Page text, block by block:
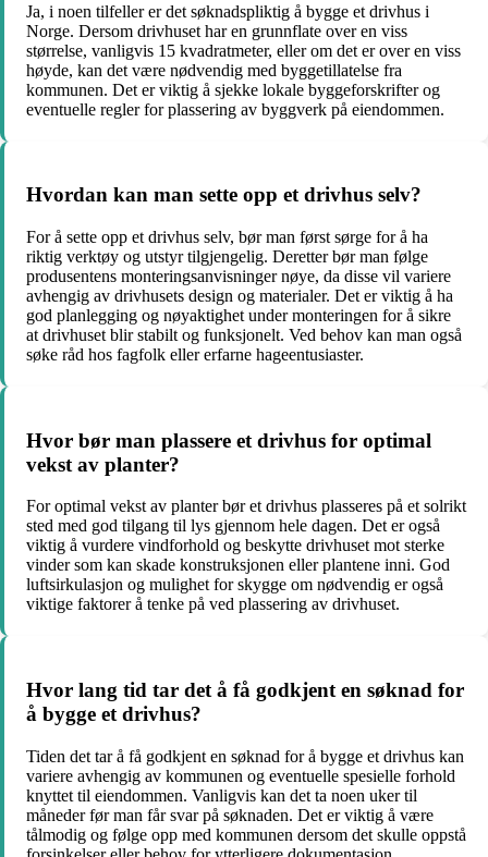
Ja, i noen tilfeller er det søknadspliktig å bygge et drivhus i
Norge. Dersom drivhuset har en grunnflate over en viss
størrelse, vanligvis 15 kvadratmeter, eller om det er over en viss
høyde, kan det være nødvendig med byggetillatelse fra
kommunen. Det er viktig å sjekke lokale byggeforskrifter og
eventuelle regler for plassering av byggverk på eiendommen.
Hvordan kan man sette opp et drivhus selv?
For å sette opp et drivhus selv, bør man først sørge for å ha
riktig verktøy og utstyr tilgjengelig. Deretter bør man følge
produsentens monteringsanvisninger nøye, da disse vil variere
avhengig av drivhusets design og materialer. Det er viktig å ha
god planlegging og nøyaktighet under monteringen for å sikre
at drivhuset blir stabilt og funksjonelt. Ved behov kan man også
søke råd hos fagfolk eller erfarne hageentusiaster.
Hvor bør man plassere et drivhus for optimal
vekst av planter?
For optimal vekst av planter bør et drivhus plasseres på et solrikt
sted med god tilgang til lys gjennom hele dagen. Det er også
viktig å vurdere vindforhold og beskytte drivhuset mot sterke
vinder som kan skade konstruksjonen eller plantene inni. God
luftsirkulasjon og mulighet for skygge om nødvendig er også
viktige faktorer å tenke på ved plassering av drivhuset.
Hvor lang tid tar det å få godkjent en søknad for
å bygge et drivhus?
Tiden det tar å få godkjent en søknad for å bygge et drivhus kan
variere avhengig av kommunen og eventuelle spesielle forhold
knyttet til eiendommen. Vanligvis kan det ta noen uker til
måneder før man får svar på søknaden. Det er viktig å være
tålmodig og følge opp med kommunen dersom det skulle oppstå